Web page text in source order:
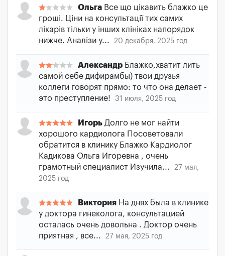
Ольга Все що цікавить блажко це
гроші. Ціни на консультації тих самих
лікарів тільки у інших клініках напорядок
нижче. Аналізи у...
20 декабря, 2025 год
Александр Блажко,хватит лить
самой себе дифирамбы) твои друзья
коллеги говорят прямо: то что она делает -
это преступление!
31 июля, 2025 год
Игорь Долго не мог найти
хорошого кардиолога Посоветовали
обратится в клинику Блажко Кардиолог
Кадикова Ольга Игоревна , очень
грамотный специалист Изучила...
27 мая,
2025 год
Виктория На днях была в клинике
у доктора гинеколога, консультацией
осталась очень довольна . Доктор очень
приятная , все...
27 мая, 2025 год